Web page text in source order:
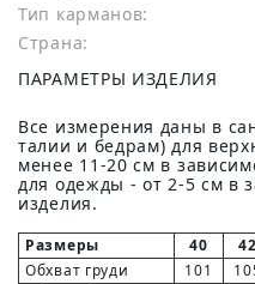
Тип карманов:
Страна:
ПАРАМЕТРЫ ИЗДЕЛИЯ
Все измерения даны в
талии и бедрам) для
менее 11-20 см в
для одежды - от 2-5 см в
изделия.
Размеры 40 42
Обхват груди
101